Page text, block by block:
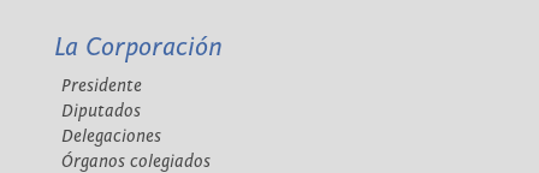
La Corporación
Presidente
Diputados
Delegaciones
Órganos colegiados